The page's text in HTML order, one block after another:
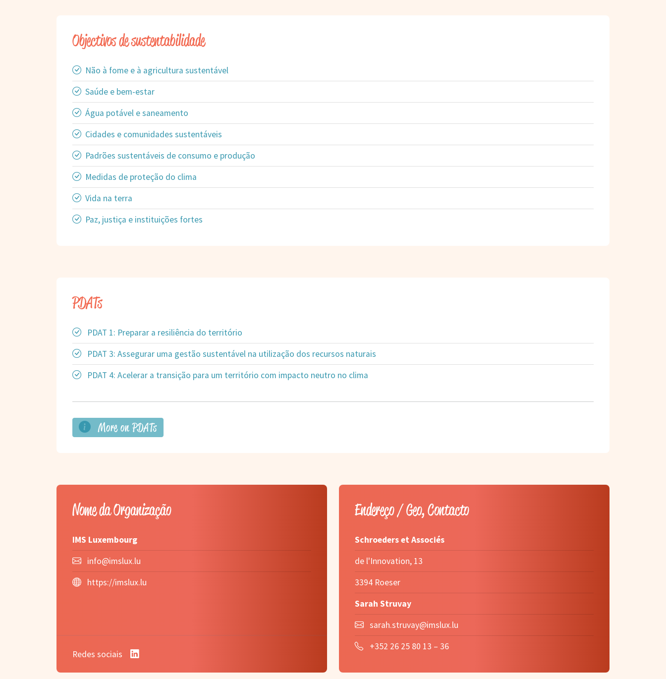
Objectivos de sustentabilidade
Não à fome e à agricultura sustentável
Saúde e bem-estar
Água potável e saneamento
Cidades e comunidades sustentáveis
Padrões sustentáveis de consumo e produção
Medidas de proteção do clima
Vida na terra
Paz, justiça e instituições fortes
PDATs
PDAT 1: Preparar a resiliência do território
PDAT 3: Assegurar uma gestão sustentável na utilização dos recursos naturais
PDAT 4: Acelerar a transição para um território com impacto neutro no clima
More on PDATs
Nome da Organização
IMS Luxembourg
info@imslux.lu
https://imslux.lu
Redes sociais
Endereço / Geo, Contacto
Schroeders et Associés
de l'Innovation, 13
3394 Roeser
Sarah Struvay
sarah.struvay@imslux.lu
+352 26 25 80 13 – 36